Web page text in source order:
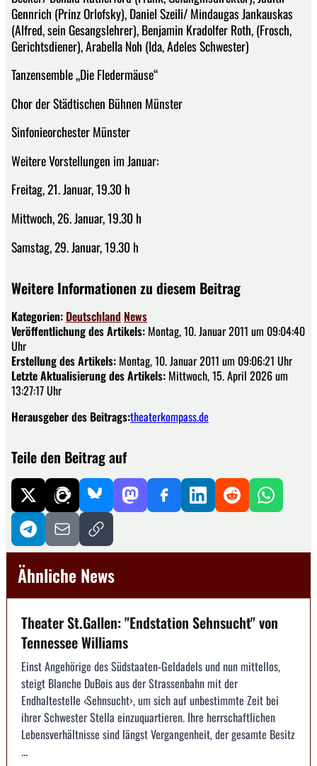
Gennrich (Prinz Orlofsky), Daniel Szeili/ Mindaugas Jankauskas
(Alfred, sein Gesangslehrer), Benjamin Kradolfer Roth, (Frosch,
Gerichtsdiener), Arabella Noh (Ida, Adeles Schwester)
Tanzensemble „Die Fledermäuse“
Chor der Städtischen Bühnen Münster
Sinfonieorchester Münster
Weitere Vorstellungen im Januar:
Freitag, 21. Januar, 19.30 h
Mittwoch, 26. Januar, 19.30 h
Samstag, 29. Januar, 19.30 h
Weitere Informationen zu diesem Beitrag
Kategorien: Deutschland News
Veröffentlichung des Artikels: Montag, 10. Januar 2011 um 09:04:40
Uhr
Erstellung des Artikels: Montag, 10. Januar 2011 um 09:06:21 Uhr
Letzte Aktualisierung des Artikels: Mittwoch, 15. April 2026 um
13:27:17 Uhr
Herausgeber des Beitrags:theaterkompass.de
Teile den Beitrag auf
Ähnliche News
Theater St.Gallen: "Endstation Sehnsucht" von
Tennessee Williams
Einst Angehörige des Südstaaten-Geldadels und nun mittellos,
steigt Blanche DuBois aus der Strassenbahn mit der
Endhaltestelle ‹Sehnsucht›, um sich auf unbestimmte Zeit bei
ihrer Schwester Stella einzuquartieren. Ihre herrschaftlichen
Lebensverhältnisse sind längst Vergangenheit, der gesamte Besitz
...